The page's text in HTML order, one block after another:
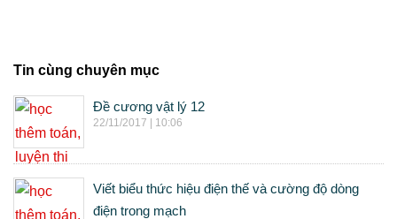
Tin cùng chuyên mục
Đề cương vật lý 12
22/11/2017 | 10:06
Viết biểu thức hiệu điện thế và cường độ dòng
điện trong mạch